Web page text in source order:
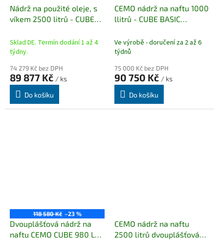
Nádrž na použité oleje, s
víkem 2500 litrů - CUBE
Sklad DE. Termín dodání 1 až 4
týdny.
74 279 Kč bez DPH
89 877 Kč / ks
Do košíku
CEMO nádrž na naftu 1000
llitrů - CUBE BASIC
Ve výrobě - doručení za 2 až 6
týdnů
75 000 Kč bez DPH
90 750 Kč / ks
Do košíku
118 580 Kč –23 %
Dvouplášťová nádrž na
naftu CEMO CUBE 980 L
CEMO nádrž na naftu
2500 litrů dvouplášťová